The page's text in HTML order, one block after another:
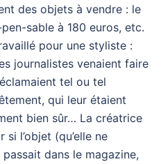
des objets à vendre : le
sable à 180 euros, etc.
pour une styliste :
journalistes venaient faire
tel ou tel
qui leur étaient
bien sûr… La créatrice
si l’objet (qu’elle ne
dans le magazine,